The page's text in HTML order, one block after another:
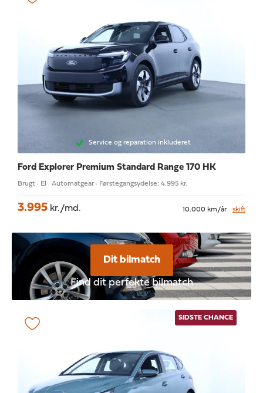
Service og reparation inkluderet
Ford Explorer Premium Standard Range 170 HK
Brugt · El · Automatgear · Førstegangsydelse: 4.995 kr.
3.995 kr./md. 10.000 km/år skift
Dit bilmatch
Find dit perfekte bilmatch
SIDSTE CHANCE